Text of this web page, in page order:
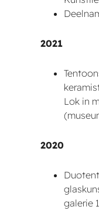
2021
Lok in
2020
galerie